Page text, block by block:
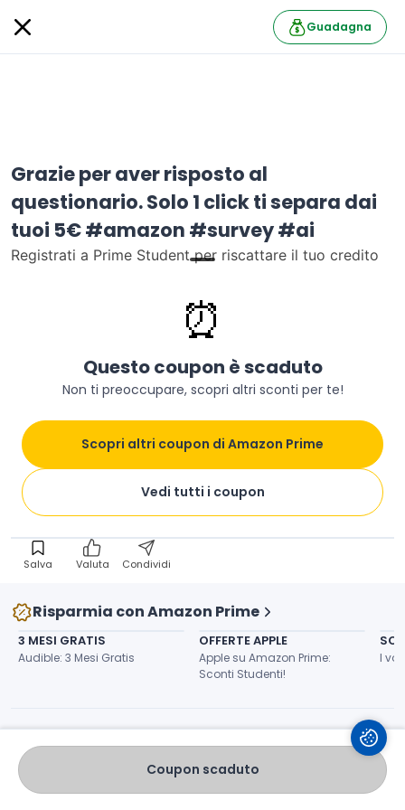
Guadagna
Grazie per aver risposto al
questionario. Solo 1 click ti separa dai
tuoi 5€ #amazon #survey #ai
Registrati a Prime Student per riscattare il tuo credito
Informazioni
Ultimo passaggio per ottenere il tuo credito di 5 euro:
registrati alla prova gratuita di Amazon Prime
Student!
Istruzioni di utilizzo
Termini e condizioni
Salva Valuta Condividi
Risparmia con Amazon Prime
3 MESI GRATIS
Audible: 3 Mesi Gratis
OFFERTE APPLE
Apple su Amazon Prime:
Sconti Studenti!
I
Articoli di Amazon Prime
Coupon scaduto
⏰
Questo coupon è scaduto
Non ti preoccupare, scopri altri sconti per te!
Scopri altri coupon di Amazon Prime
Vedi tutti i coupon